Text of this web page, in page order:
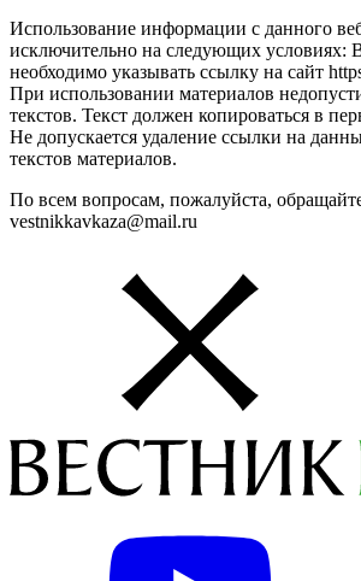
Использование информации с данного
исключительно на следующих условиях:
необходимо указывать ссылку на сайт
При использовании материалов
текстов. Текст должен копироваться в
Не допускается удаление ссылки на
текстов материалов.
По всем вопросам, пожалуйста,
vestnikkavkaza@mail.ru